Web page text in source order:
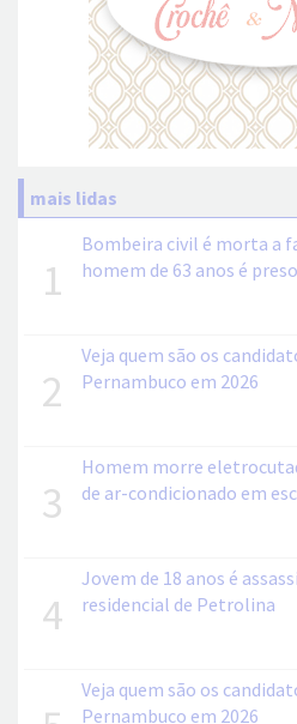
mais lidas
1
Bombeira civil é morta a
homem de 63 anos é preso
2
Veja quem são os
Pernambuco em 2026
3
Homem morre
de ar-condicionado em
4
Jovem de 18 anos é
residencial de Petrolina
Veja quem são os
Pernambuco em 2026